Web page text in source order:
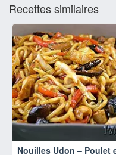
Recettes similaires
Nouilles Udon – Poulet